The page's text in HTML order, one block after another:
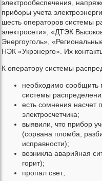
электрообеспечения,
приборы учета
шесть операторов системы
электросети», «ДТЭК
Энергоуголь»,
НЭК «Укрэнерго». Их
К оператору системы
необходимо cообщить
системы
есть сомнения насчет
электросчетчика;
выявили, что прибор
(сорвана пломба,
исправности);
возникла аварийная
горит);
пропал свет;